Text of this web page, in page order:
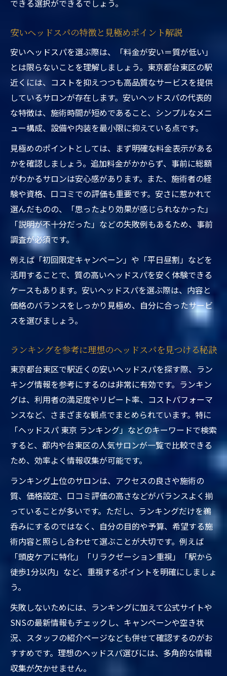
できる選択ができるでしょう。
安いヘッドスパの特徴と見極めポイント解説
安いヘッドスパを選ぶ際は、「料金が安い＝質が低い」
とは限らないことを理解しましょう。東京都台東区の駅
近くには、コストを抑えつつも高品質なサービスを提供
しているサロンが存在します。安いヘッドスパの代表的
な特徴は、施術時間が短めであること、シンプルなメニ
ュー構成、設備や内装を最小限に抑えている点です。
見極めのポイントとしては、まず明確な料金表示がある
かを確認しましょう。追加料金がかからず、事前に総額
がわかるサロンは安心感があります。また、施術者の経
験や資格、口コミでの評価も重要です。安さに惹かれて
選んだものの、「思ったより効果が感じられなかった」
「説明が不十分だった」などの失敗例もあるため、事前
調査が必須です。
例えば「初回限定キャンペーン」や「平日昼割」などを
活用することで、質の高いヘッドスパを安く体験できる
ケースもあります。安いヘッドスパを選ぶ際は、内容と
価格のバランスをしっかり見極め、自分に合ったサービ
スを選びましょう。
ランキングを参考に理想のヘッドスパを見つける秘訣
東京都台東区で駅近くの安いヘッドスパを探す際、ラン
キング情報を参考にするのは非常に有効です。ランキン
グは、利用者の満足度やリピート率、コストパフォーマ
ンスなど、さまざまな観点でまとめられています。特に
「ヘッドスパ 東京 ランキング」などのキーワードで検索
すると、都内や台東区の人気サロンが一覧で比較できる
ため、効率よく情報収集が可能です。
ランキング上位のサロンは、アクセスの良さや施術の
質、価格設定、口コミ評価の高さなどがバランスよく揃
っていることが多いです。ただし、ランキングだけを鵜
呑みにするのではなく、自分の目的や予算、希望する施
術内容と照らし合わせて選ぶことが大切です。例えば
「頭皮ケアに特化」「リラクゼーション重視」「駅から
徒歩1分以内」など、重視するポイントを明確にしましょ
う。
失敗しないためには、ランキングに加えて公式サイトや
SNSの最新情報もチェックし、キャンペーンや空き状
況、スタッフの紹介ページなども併せて確認するのがお
すすめです。理想のヘッドスパ選びには、多角的な情報
収集が欠かせません。